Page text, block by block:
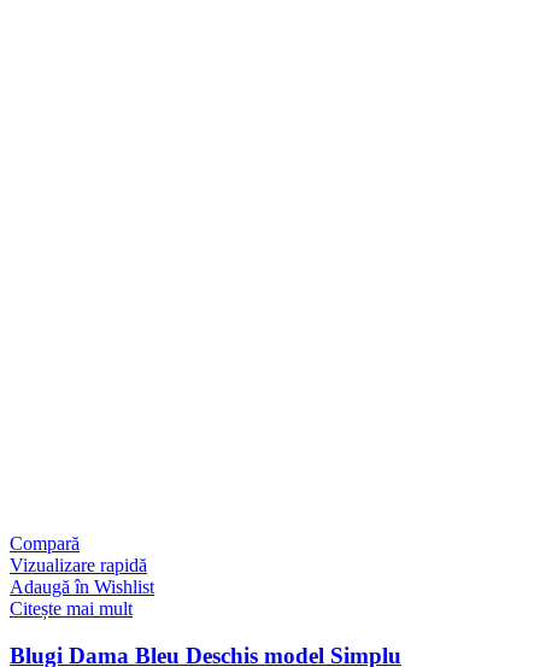
Compară
Vizualizare rapidă
Adaugă în Wishlist
Citește mai mult
Blugi Dama Bleu Deschis model Simplu